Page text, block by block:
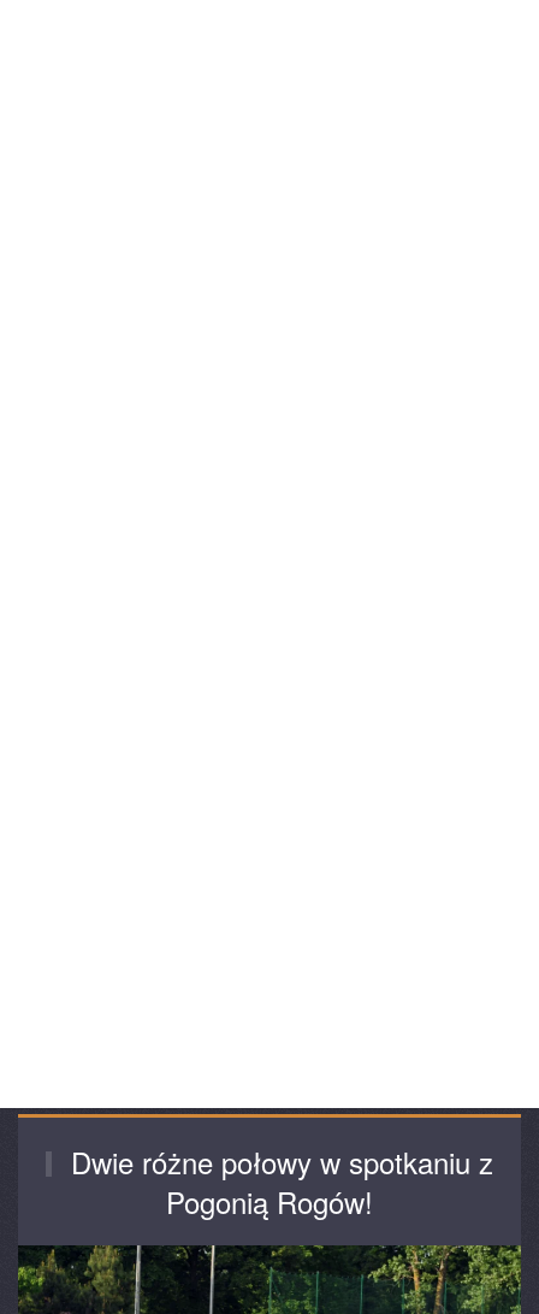
Dwie różne połowy w spotkaniu z
Pogonią Rogów!